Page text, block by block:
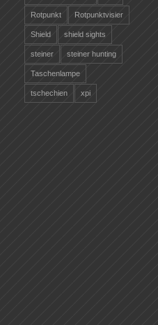
Rotpunkt Rotpunktvisier
Shield shield sights
steiner steiner hunting
Taschenlampe
tschechien xpi